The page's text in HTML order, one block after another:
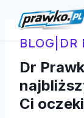
treściBLOG| DR
Dr
Ci